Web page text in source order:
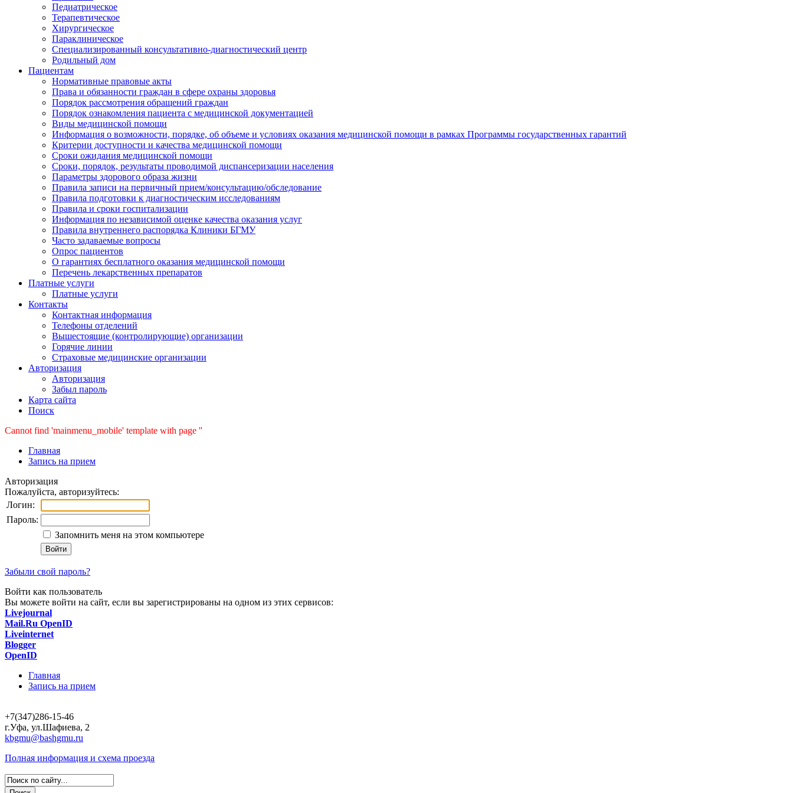
Педиатрическое
Терапевтическое
Хирургическое
Параклиническое
Специализированный консультативно-диагностический центр
Родильный дом
Пациентам
Нормативные правовые акты
Права и обязанности граждан в сфере охраны здоровья
Порядок рассмотрения обращений граждан
Порядок ознакомления пациента с медицинской документацией
Виды медицинской помощи
Информация о возможности, порядке, об объеме и условиях оказания медицинской помощи в рамках Программы государственных гарантий
Критерии доступности и качества медицинской помощи
Сроки ожидания медицинской помощи
Сроки, порядок, результаты проводимой диспансеризации населения
Параметры здорового образа жизни
Правила записи на первичный прием/консультацию/обследование
Правила подготовки к диагностическим исследованиям
Правила и сроки госпитализации
Информация по независимой оценке качества оказания услуг
Правила внутреннего распорядка Клиники БГМУ
Часто задаваемые вопросы
Опрос пациентов
О гарантиях бесплатного оказания медицинской помощи
Перечень лекарственных препаратов
Платные услуги
Платные услуги
Контакты
Контактная информация
Телефоны отделений
Вышестоящие (контролирующие) организации
Горячие линии
Страховые медицинские организации
Авторизация
Авторизация
Забыл пароль
Карта сайта
Поиск
Cannot find 'mainmenu_mobile' template with page ''
Главная
Запись на прием
Авторизация
Пожалуйста, авторизуйтесь:
Логин:
Пароль:
Запомнить меня на этом компьютере
Забыли свой пароль?
Войти как пользователь
Вы можете войти на сайт, если вы зарегистрированы на одном из этих сервисов:
Livejournal
Mail.Ru OpenID
Liveinternet
Blogger
OpenID
Главная
Запись на прием
+7(347)286-15-46
г.Уфа, ул.Шафиева, 2
kbgmu@bashgmu.ru
Полная информация и схема проезда